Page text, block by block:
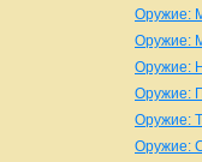
Оружие:
Оружие:
Оружие:
Оружие:
Оружие:
Оружие: